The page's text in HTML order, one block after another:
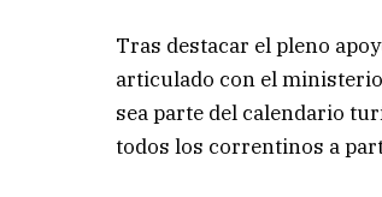
Tras destacar el pleno
articulado con el
sea parte del calendario
todos los correntinos a